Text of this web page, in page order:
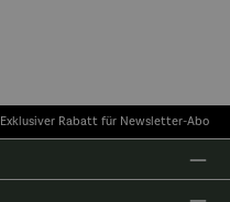
Exklusiver Rabatt für Newsletter-Abo